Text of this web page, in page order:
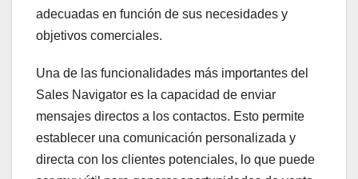
adecuadas en función de sus necesidades y
objetivos comerciales.
Una de las funcionalidades más importantes del
Sales Navigator es la capacidad de enviar
mensajes directos a los contactos. Esto permite
establecer una comunicación personalizada y
directa con los clientes potenciales, lo que puede